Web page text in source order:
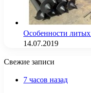
Особенности
14.07.2019
Свежие записи
7 часов назад